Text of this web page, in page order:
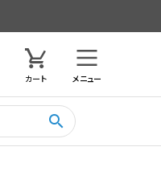
カート メニュー
search